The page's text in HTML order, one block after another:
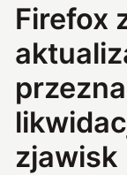
Firefox
zjawisk